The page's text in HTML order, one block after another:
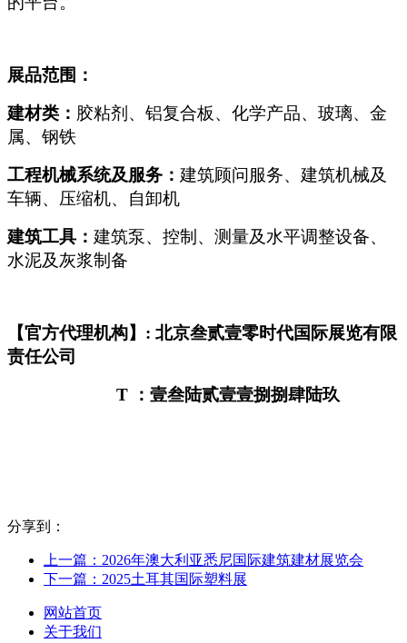
展品范围：
建材类： 胶粘剂、铝复合板、化学产品、玻璃、金
属、钢铁
工程机械系统及服务： 建筑顾问服务、建筑机械及
车辆、压缩机、自卸机
建筑工具： 建筑泵、控制、测量及水平调整设备、
水泥及灰浆制备
【官方代理机构】: 北京叁贰壹零时代国际展览有限
责任公司
T
：壹叁陆贰壹壹捌捌肆陆玖
分享到：
上一篇：2026年澳大利亚悉尼国际建筑建材展览会
下一篇：2025土耳其国际塑料展
网站首页
关于我们